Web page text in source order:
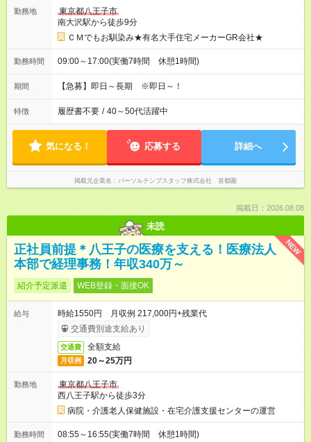
勤務地
東京都八王子市
南大沢駅から徒歩9分
ＣＭでもお馴染み★有名大手住宅メーカーGR会社★
勤務時間 09:00～17:00(実働7時間 休憩1時間)
期間 【急募】即日～長期 ※即日～！
特徴 履歴書不要 / 40～50代活躍中
気になる！ 応募する 詳細へ
掲載元企業名 パーソルテンプスタッフ株式会社 首都圏
掲載日：2026.08.08
未読
NEW
正社員前提＊八王子の医療を支える！医療法人
本部で経理事務！年収340万～
紹介予定派遣 WEB登録・面接OK
給与
時給1550円 月収例 217,000円+残業代
交通費別途支給あり
交通費 全額支給
月収例 20～25万円
勤務地
東京都八王子市
西八王子駅から徒歩3分
病院・介護老人保健施設・在宅介護支援センターの運営
勤務時間 08:55～16:55(実働7時間 休憩1時間)